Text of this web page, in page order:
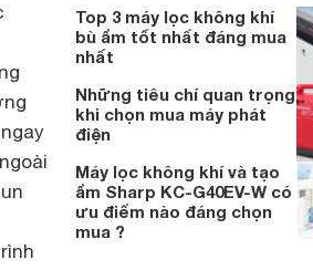
Top 3 máy lọc không khí
bù ẩm tốt nhất đáng mua
nhất
Những tiêu chí quan trọng
khi chọn mua máy phát
điện
Máy lọc không khí và tạo
ẩm Sharp KC-G40EV-W có
ưu điểm nào đáng chọn
mua ?